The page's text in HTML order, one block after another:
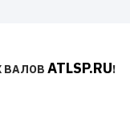
ВАЛОВ ATLSP.RU!